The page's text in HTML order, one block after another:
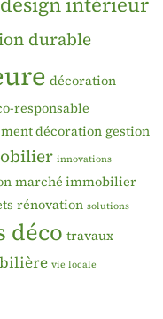
durable
décoration
responsable
décoration gestion
innovations
marché immobilier
rénovation solutions
déco travaux
vie locale